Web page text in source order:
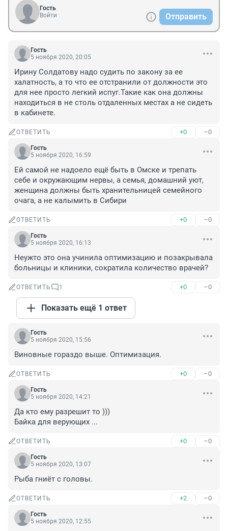
Гость
Войти
Отправить
Гость
5 ноября 2020, 20:05
Ирину Солдатову надо судить по закону за ее
халатность, а то что ее отстранили от должности это
для нее просто легкий испуг.Такие как она должны
находиться в не столь отдаленных местах а не сидеть
в кабинете.
ОТВЕТИТЬ +0 –0
Гость
5 ноября 2020, 16:59
Ей самой не надоело ещё быть в Омске и трепать
себе и окружающим нервы, а семья, домашний уют,
женщина должны быть хранительницей семейного
очага, а не калымить в Сибири
ОТВЕТИТЬ +0 –0
Гость
5 ноября 2020, 16:13
Неужто это она учинила оптимизацию и позакрывала
больницы и клиники, сократила количество врачей?
ОТВЕТИТЬ 1 +0 –0
Показать ещё 1 ответ
Гость
5 ноября 2020, 15:56
Виновные гораздо выше. Оптимизация.
ОТВЕТИТЬ +0 –0
Гость
5 ноября 2020, 14:21
Да кто ему разрешит то )))
Байка для верующих ...
ОТВЕТИТЬ +0 –0
Гость
5 ноября 2020, 13:07
Рыба гниёт с головы.
ОТВЕТИТЬ +2 –0
Гость
5 ноября 2020, 12:55